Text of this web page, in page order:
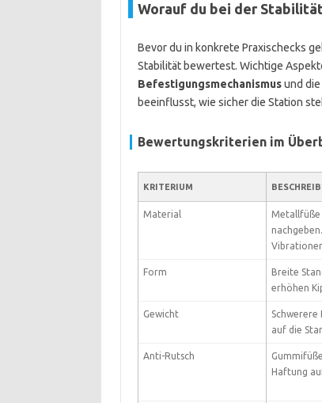
Worauf du bei der
Bevor du in konkrete Praxischecks
Stabilität bewertest. Wichtige
Befestigungsmechanismusund die
beeinflusst, wie sicher die Station
Bewertungskriterien im
KRITERIUM
Material
Metallfüße
Form
Breite
erhöhen
Gewicht
Schwerere
auf die
Anti-Rutsch
Haftung